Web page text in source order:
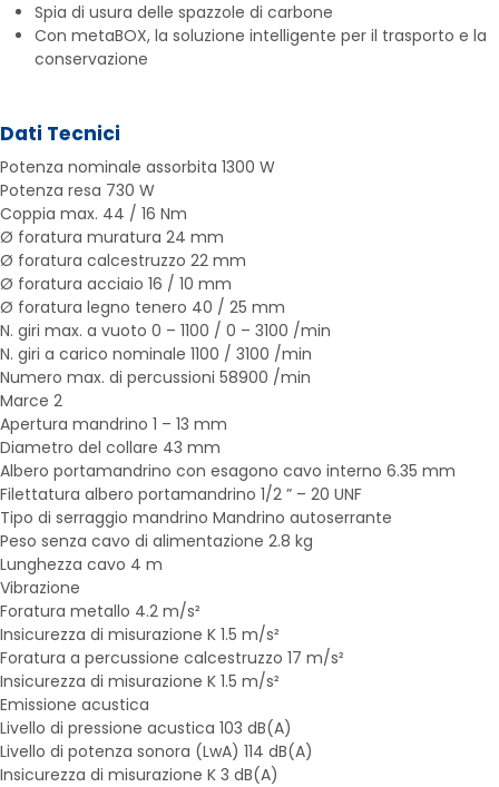
Spia di usura delle spazzole di carbone
Con metaBOX, la soluzione intelligente per il trasporto e la
conservazione
Dati Tecnici
Potenza nominale assorbita 1300 W
Potenza resa 730 W
Coppia max. 44 / 16 Nm
Ø foratura muratura 24 mm
Ø foratura calcestruzzo 22 mm
Ø foratura acciaio 16 / 10 mm
Ø foratura legno tenero 40 / 25 mm
N. giri max. a vuoto 0 – 1100 / 0 – 3100 /min
N. giri a carico nominale 1100 / 3100 /min
Numero max. di percussioni 58900 /min
Marce 2
Apertura mandrino 1 – 13 mm
Diametro del collare 43 mm
Albero portamandrino con esagono cavo interno 6.35 mm
Filettatura albero portamandrino 1/2 ” – 20 UNF
Tipo di serraggio mandrino Mandrino autoserrante
Peso senza cavo di alimentazione 2.8 kg
Lunghezza cavo 4 m
Vibrazione
Foratura metallo 4.2 m/s²
Insicurezza di misurazione K 1.5 m/s²
Foratura a percussione calcestruzzo 17 m/s²
Insicurezza di misurazione K 1.5 m/s²
Emissione acustica
Livello di pressione acustica 103 dB(A)
Livello di potenza sonora (LwA) 114 dB(A)
Insicurezza di misurazione K 3 dB(A)